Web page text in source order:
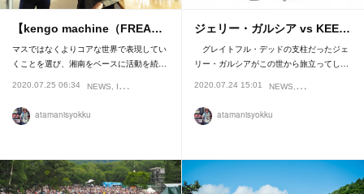
【kengo machine（FREA…
マスではなくよりコアな世界で表現してい
くことを選び、湘南をベースに活動を続…
2020.07.25 06:34 NEWS INTERVIEW
atamanisyokku
ジェリー・ガルシア vs KEE…
グレイトフル・デッドの支柱だったジェ
リー・ガルシアがこの世から旅立ってし…
2020.07.24 15:01 NEWS GEAR
atamanisyokku